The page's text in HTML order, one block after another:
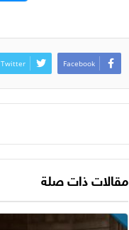
Facebook
Twitter
مقالات ذات صلة